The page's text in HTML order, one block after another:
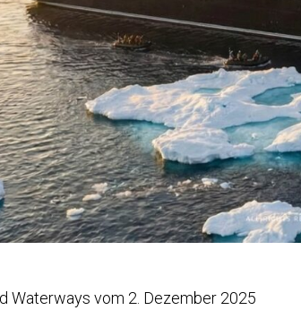
Waterways vom 2. Dezember 2025